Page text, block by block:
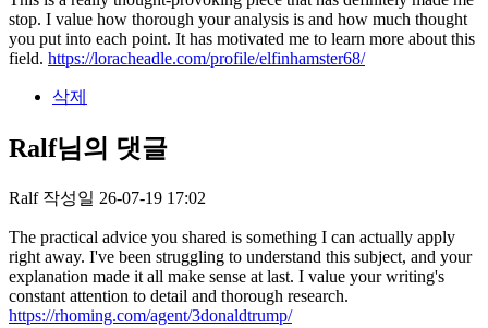
stop. I value how thorough your analysis is and how much thought
you put into each point. It has motivated me to learn more about this
field. https://loracheadle.com/profile/elfinhamster68/
삭제
Ralf님의 댓글
Ralf 작성일 26-07-19 17:02
The practical advice you shared is something I can actually apply
right away. I've been struggling to understand this subject, and your
explanation made it all make sense at last. I value your writing's
constant attention to detail and thorough research.
https://rhoming.com/agent/3donaldtrump/